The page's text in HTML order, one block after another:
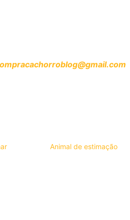
Animal de estimação